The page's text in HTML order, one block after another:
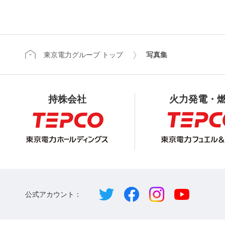
東京電力グループ トップ 写真集
持株会社 火力発電・
公式アカウント：